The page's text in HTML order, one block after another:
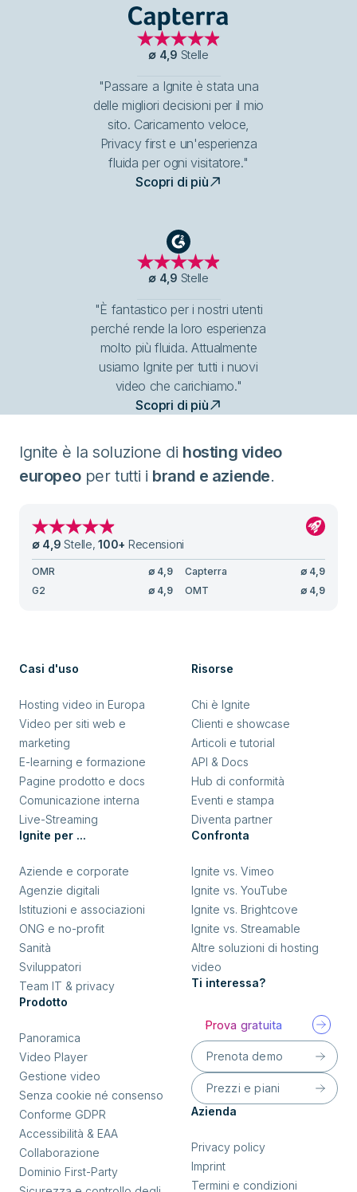
Capterra
∅ 4,9 Stelle
"Passare a Ignite è stata una
delle migliori decisioni per il mio
sito. Caricamento veloce,
Privacy first e un'esperienza
fluida per ogni visitatore."
Scopri di più
G2
∅ 4,9 Stelle
"È fantastico per i nostri utenti
perché rende la loro esperienza
molto più fluida. Attualmente
usiamo Ignite per tutti i nuovi
video che carichiamo."
Scopri di più
Ignite è la soluzione di hosting video
europeoper tutti i brand e aziende.
∅ 4,9 Stelle,100+ Recensioni
OMR ∅ 4,9 Capterra ∅ 4,9
G2
∅ 4,9 OMT ∅ 4,9
Casi d'uso
Hosting video in Europa
Video per siti web e
marketing
E-learning e formazione
Pagine prodotto e docs
Comunicazione interna
Live-Streaming
Ignite per ...
Aziende e corporate
Agenzie digitali
Istituzioni e associazioni
ONG e no-profit
Sanità
Sviluppatori
Team IT & privacy
Prodotto
Panoramica
Video Player
Gestione video
Senza cookie né consenso
Conforme GDPR
Accessibilità & EAA
Collaborazione
Dominio First-Party
Risorse
Chi è Ignite
Clienti e showcase
Articoli e tutorial
API & Docs
Hub di conformità
Eventi e stampa
Diventa partner
Confronta
Ignite vs. Vimeo
Ignite vs. YouTube
Ignite vs. Brightcove
Ignite vs. Streamable
Altre soluzioni di hosting
video
Ti interessa?
Prova gratuita
Prenota demo
Prezzi e piani
Azienda
Privacy policy
Imprint
Termini e condizioni